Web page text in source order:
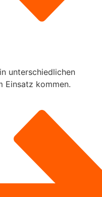
unterschiedlichen
Einsatz kommen.